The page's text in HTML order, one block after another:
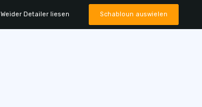
Weider Detailer liesen Schabloun auswielen